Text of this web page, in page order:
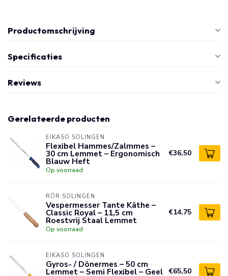
Productomschrijving
Specificaties
Reviews
Gerelateerde producten
EIKASO SOLINGEN
Flexibel Hammes/Zalmmes –
30 cm Lemmet – Ergonomisch
Blauw Heft
Op voorraad
€36,50
RÖR SOLINGEN
Vespermesser Tante Käthe –
Classic Royal – 11,5 cm
Roestvrij Staal Lemmet
Op voorraad
€14,75
EIKASO SOLINGEN
Gyros- / Dönermes – 50 cm
Lemmet – Semi Flexibel – Geel €65,50